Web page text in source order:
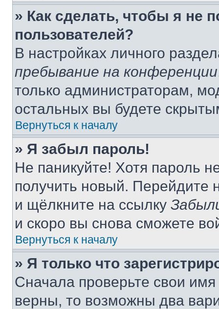
» Как сделать, чтобы я не
пользователей?
В настройках личного
пребывание на конференции
только администраторам,
остальных вы будете
Вернуться к началу
» Я забыл пароль!
Не паникуйте! Хотя пароль
получить новый. Перейдите
и щёлкните на ссылку
и скоро вы снова сможете
Вернуться к началу
» Я только что
Сначала проверьте свои
верны, то возможны два